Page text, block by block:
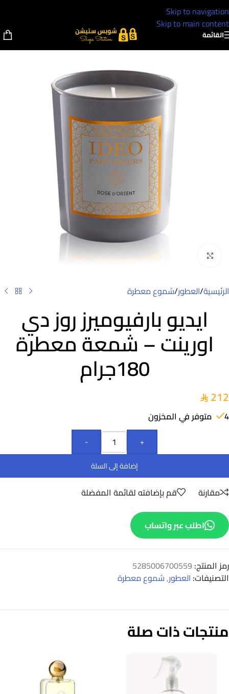
Skip to navigation
Skip to main content
القائمة
Click to enlarge
الرئيسية/العطور/شموع معطرة
ايديو بارفيوميرز روز دي
اورينت – شمعة معطرة
180جرام
212
4 متوفر في المخزون
-
+
إضافة إلى السلة
مقارنة قم بإضافته لقائمة المفضلة
اطلب عبر واتساب
رمز المنتج: 5285006700559
التصنيفات: العطور,شموع معطرة
منتجات ذات صلة